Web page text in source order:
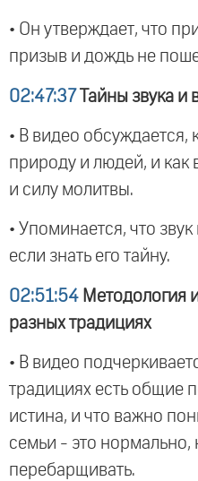
• Он утверждает, что
призыв и дождь не
02:47:37 Тайны звука и
• В видео обсуждается,
природу и людей, и как
и силу молитвы.
• Упоминается, что
если знать его тайну.
02:51:54 Методология
разных традициях
• В видео
традициях есть общие
истина, и что важно
семьи - это нормально,
перебарщивать.